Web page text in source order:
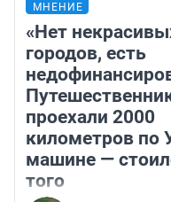
МНЕНИЕ
«Нет
городов, есть
проехали 2000
километров по
машине —
того